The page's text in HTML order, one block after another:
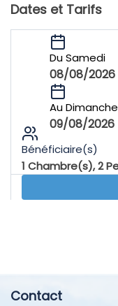
Dates et Tarifs
Du Samedi
08/08/2026
Au Dimanche
09/08/2026
Bénéficiaire(s)
1 Chambre(s),2
Contact